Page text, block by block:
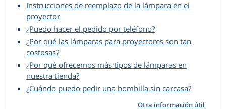
Instrucciones de reemplazo de la lámpara en el
proyector
¿Puedo hacer el pedido por teléfono?
¿Por qué las lámparas para proyectores son tan
costosas?
¿Por qué ofrecemos más tipos de lámparas en
nuestra tienda?
¿Cuándo puedo pedir una bombilla sin carcasa?
Otra información útil